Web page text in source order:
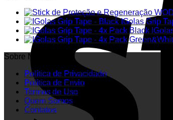
IGolas Grip
Sobre Nós
Política de Privacidade
Política de Envio
Termos de Uso
Quem Somos
Contatos